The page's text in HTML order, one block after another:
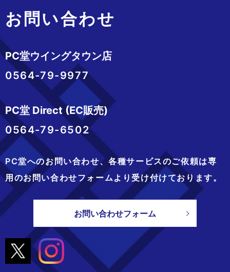
お問い合わせ
PC堂ウイングタウン店
0564-79-9977
PC堂 Direct (EC販売)
0564-79-6502
PC堂へのお問い合わせ、各種サービスのご依頼は専
用のお問い合わせフォームより 受け付けております。
お問い合わせフォーム